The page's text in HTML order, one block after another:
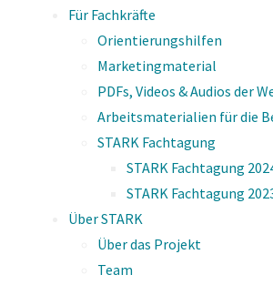
Für Fachkräfte
Orientierungshilfen
Marketingmaterial
PDFs, Videos & Audios der
Arbeitsmaterialien für die
STARK Fachtagung
STARK Fachtagung
STARK Fachtagung
Über STARK
Über das Projekt
Team